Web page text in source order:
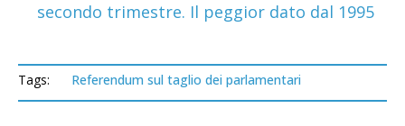
secondo trimestre. Il peggior dato dal 1995
Tags: Referendum sul taglio dei parlamentari